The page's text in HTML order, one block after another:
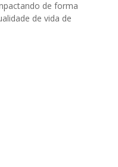
de forma
de vida de